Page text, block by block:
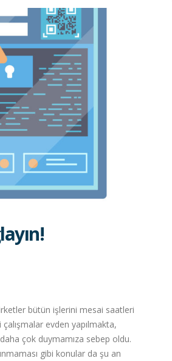
bütün işlerini mesai saatleri
evden yapılmakta,
çok duymamıza sebep oldu.
gibi konular da şu an